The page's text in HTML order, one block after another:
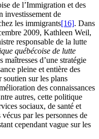
de l’Immigration et des
investissement de
les immigrants[16]. Dans
2009, Kathleen Weil,
responsable de la lutte
québécoise de lutte
maîtresses d’une stratégie
pleine et entière des
soutien sur les plans
des connaissances
autres, cette politique
sociaux, de santé et
par les personnes de
cependant vague sur les